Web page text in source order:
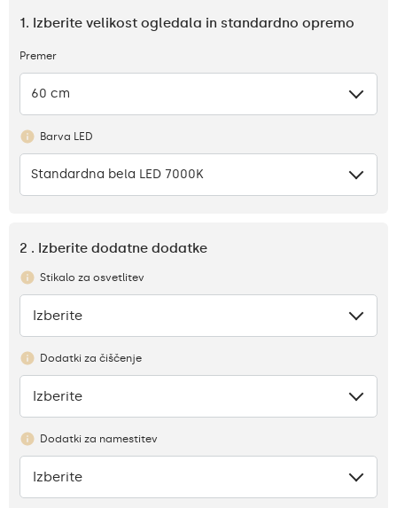
1. Izberite velikost ogledala in standardno opremo
Premer
60 cm
Barva LED
Standardna bela LED 7000K
2 . Izberite dodatne dodatke
Stikalo za osvetlitev
Ni
Izberite
Dodatki za čiščenje
Ni
Izberite
Dodatki za namestitev
Ni
Izberite